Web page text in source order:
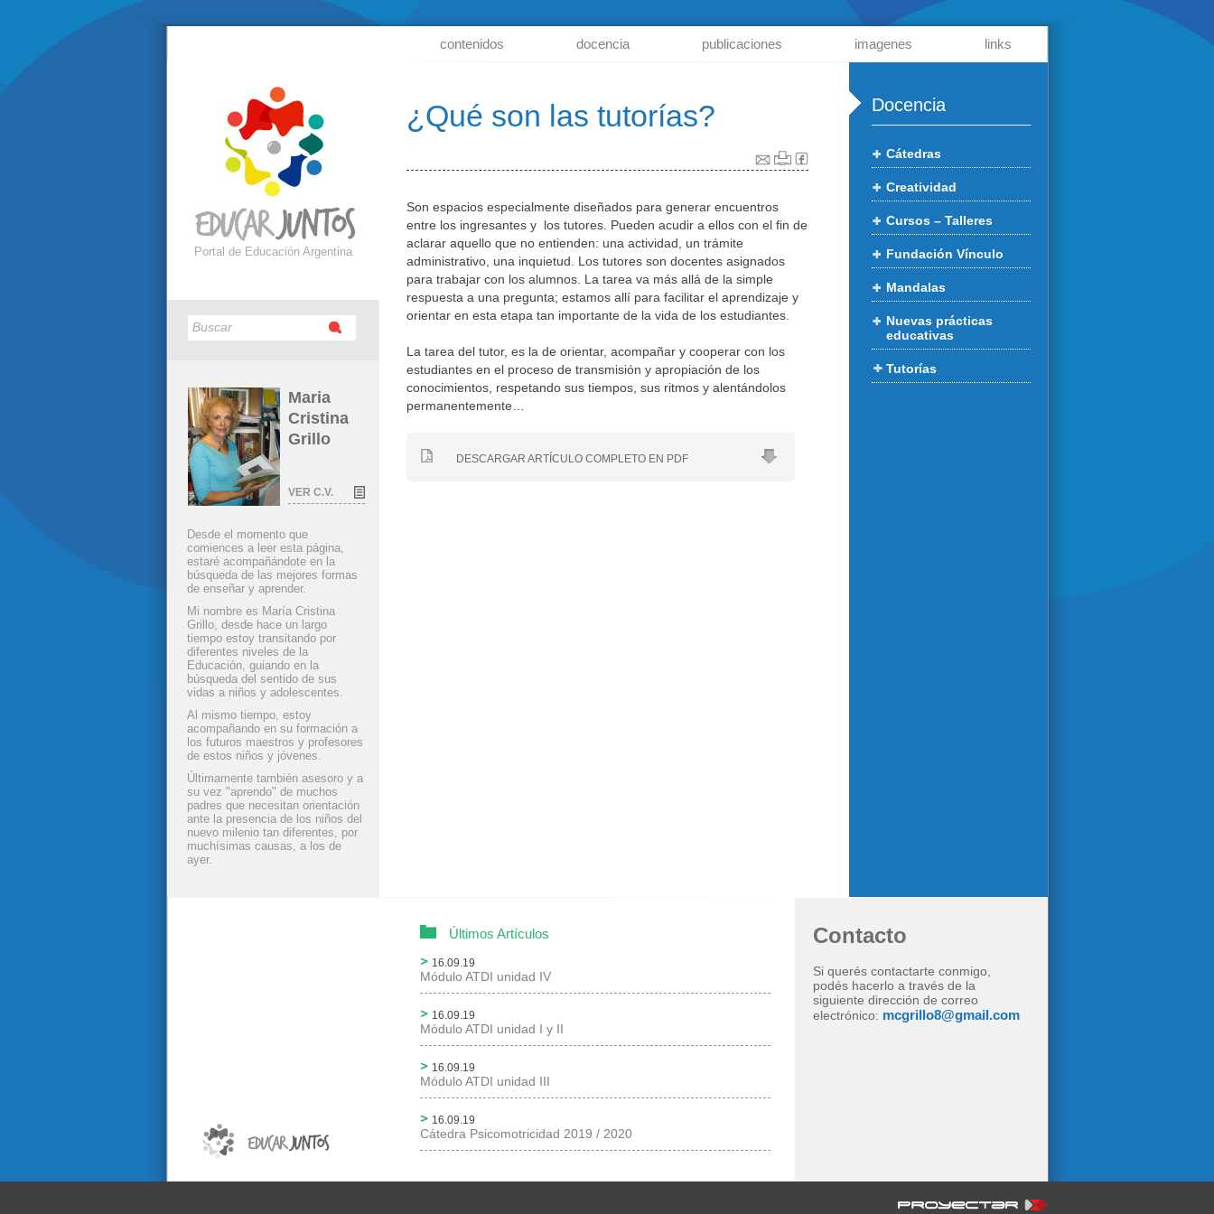
links
imagenes
publicaciones
docencia
contenidos
¿Qué son las tutorías?
Son espacios especialmente diseñados para generar encuentros
entre los ingresantes y los tutores. Pueden acudir a ellos con el fin de
aclarar aquello que no entienden: una actividad, un trámite
administrativo, una inquietud. Los tutores son docentes asignados
para trabajar con los alumnos. La tarea va más allá de la simple
respuesta a una pregunta; estamos allí para facilitar el aprendizaje y
orientar en esta etapa tan importante de la vida de los estudiantes.
La tarea del tutor, es la de orientar, acompañar y cooperar con los
estudiantes en el proceso de transmisión y apropiación de los
conocimientos, respetando sus tiempos, sus ritmos y alentándolos
permanentemente…
DESCARGAR ARTÍCULO COMPLETO EN PDF
Portal de Educación Argentina
Maria
Cristina
Grillo
VER C.V.
Desde el momento que
comiences a leer esta página,
estaré acompañándote en la
búsqueda de las mejores formas
de enseñar y aprender.
Mi nombre es María Cristina
Grillo, desde hace un largo
tiempo estoy transitando por
diferentes niveles de la
Educación, guiando en la
búsqueda del sentido de sus
vidas a niños y adolescentes.
Al mismo tiempo, estoy
acompañando en su formación a
los futuros maestros y profesores
de estos niños y jóvenes.
Últimamente también asesoro y a
su vez "aprendo" de muchos
padres que necesitan orientación
ante la presencia de los niños del
nuevo milenio tan diferentes, por
muchísimas causas, a los de
ayer.
Docencia
Cátedras
Creatividad
Cursos – Talleres
Fundación Vínculo
Mandalas
Nuevas prácticas
educativas
Tutorías
Últimos Artículos
16.09.19
Módulo ATDI unidad IV
16.09.19
Módulo ATDI unidad I y II
16.09.19
Módulo ATDI unidad III
16.09.19
Cátedra Psicomotricidad 2019 / 2020
Contacto
Si querés contactarte conmigo,
podés hacerlo a través de la
siguiente dirección de correo
electrónico: mcgrillo8@gmail.com